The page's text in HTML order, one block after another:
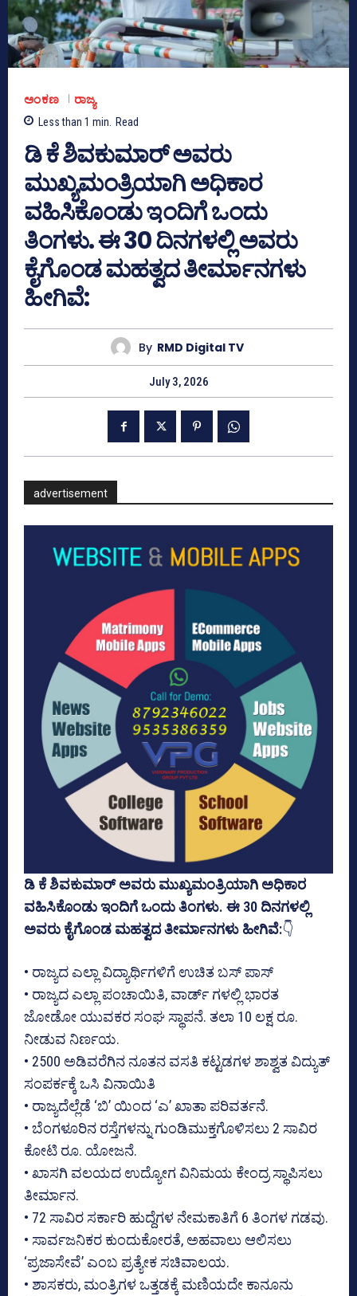
ಅಂಕಣ ರಾಜ್ಯ
Less than 1 min. Read
ಡಿ ಕೆ ಶಿವಕುಮಾರ್ ಅವರು
ಮುಖ್ಯಮಂತ್ರಿಯಾಗಿ ಅಧಿಕಾರ
ವಹಿಸಿಕೊಂಡು ಇಂದಿಗೆ ಒಂದು
ತಿಂಗಳು. ಈ 30 ದಿನಗಳಲ್ಲಿ ಅವರು
ಕೈಗೊಂಡ ಮಹತ್ವದ ತೀರ್ಮಾನಗಳು
ಹೀಗಿವೆ:
By RMD Digital TV
July 3, 2026
advertisement
ಡಿ ಕೆ ಶಿವಕುಮಾರ್ ಅವರು ಮುಖ್ಯಮಂತ್ರಿಯಾಗಿ ಅಧಿಕಾರ
ವಹಿಸಿಕೊಂಡು ಇಂದಿಗೆ ಒಂದು ತಿಂಗಳು. ಈ 30 ದಿನಗಳಲ್ಲಿ
ಅವರು ಕೈಗೊಂಡ ಮಹತ್ವದ ತೀರ್ಮಾನಗಳು ಹೀಗಿವೆ:👇
• ರಾಜ್ಯದ ಎಲ್ಲಾ ವಿದ್ಯಾರ್ಥಿಗಳಿಗೆ ಉಚಿತ ಬಸ್ ಪಾಸ್
• ರಾಜ್ಯದ ಎಲ್ಲಾ ಪಂಚಾಯಿತಿ, ವಾರ್ಡ್ ಗಳಲ್ಲಿ ಭಾರತ
ಜೋಡೋ ಯುವಕರ ಸಂಘ ಸ್ಥಾಪನೆ. ತಲಾ 10 ಲಕ್ಷ ರೂ.
ನೀಡುವ ನಿರ್ಣಯ.
• 2500 ಅಡಿವರೆಗಿನ ನೂತನ ವಸತಿ ಕಟ್ಟಡಗಳ ಶಾಶ್ವತ ವಿದ್ಯುತ್
ಸಂಪರ್ಕಕ್ಕೆ ಒಸಿ ವಿನಾಯಿತಿ
• ರಾಜ್ಯದೆಲ್ಲೆಡೆ ‘ಬಿ’ ಯಿಂದ ‘ಎ’ ಖಾತಾ ಪರಿವರ್ತನೆ.
• ಬೆಂಗಳೂರಿನ ರಸ್ತೆಗಳನ್ನು ಗುಂಡಿಮುಕ್ತಗೊಳಿಸಲು 2 ಸಾವಿರ
ಕೋಟಿ ರೂ. ಯೋಜನೆ.
• ಖಾಸಗಿ ವಲಯದ ಉದ್ಯೋಗ ವಿನಿಮಯ ಕೇಂದ್ರ ಸ್ಥಾಪಿಸಲು
ತೀರ್ಮಾನ.
• 72 ಸಾವಿರ ಸರ್ಕಾರಿ ಹುದ್ದೆಗಳ ನೇಮಕಾತಿಗೆ 6 ತಿಂಗಳ ಗಡವು.
• ಸಾರ್ವಜನಿಕರ ಕುಂದುಕೋರತೆ, ಅಹವಾಲು ಆಲಿಸಲು
‘ಪ್ರಜಾಸೇವೆ’ ಎಂಬ ಪ್ರತ್ಯೇಕ ಸಚಿವಾಲಯ.
• ಶಾಸಕರು, ಮಂತ್ರಿಗಳ ಒತ್ತಡಕ್ಕೆ ಮಣಿಯದೇ ಕಾನೂನು